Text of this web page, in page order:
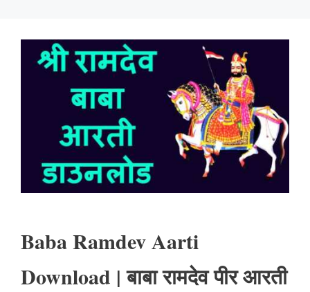
Baba Ramdev Aarti
Download | बाबा रामदेव पीर आरती